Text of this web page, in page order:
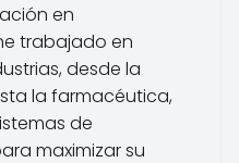
en
trabajado en
desde la
la farmacéutica,
de
maximizar su